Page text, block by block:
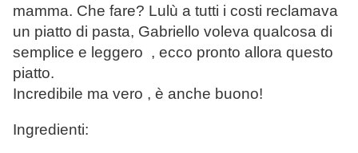
mamma. Che fare? Lulù a tutti i costi reclamava
un piatto di pasta, Gabriello voleva qualcosa di
semplice e leggero , ecco pronto allora questo
piatto.
Incredibile ma vero , è anche buono!
Ingredienti: